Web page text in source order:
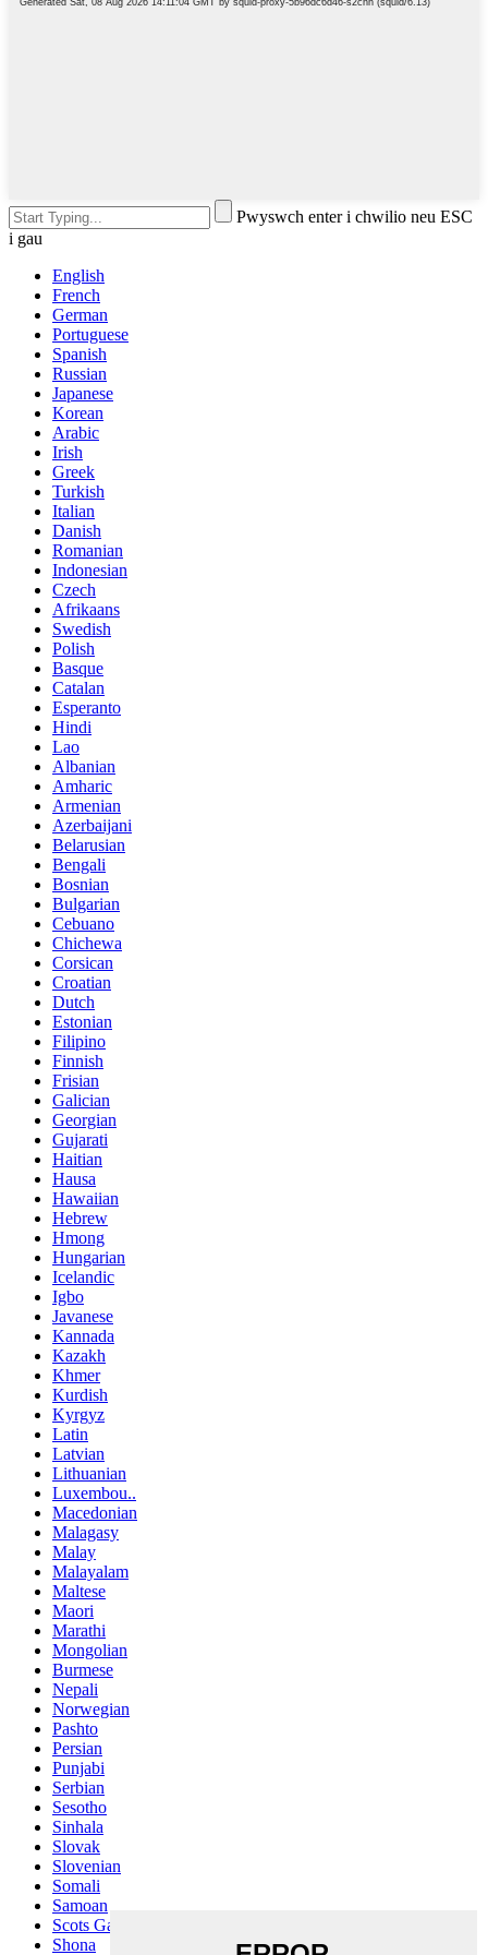
Pwyswch enter i chwilio neu ESC
i gau
English
French
German
Portuguese
Spanish
Russian
Japanese
Korean
Arabic
Irish
Greek
Turkish
Italian
Danish
Romanian
Indonesian
Czech
Afrikaans
Swedish
Polish
Basque
Catalan
Esperanto
Hindi
Lao
Albanian
Amharic
Armenian
Azerbaijani
Belarusian
Bengali
Bosnian
Bulgarian
Cebuano
Chichewa
Corsican
Croatian
Dutch
Estonian
Filipino
Finnish
Frisian
Galician
Georgian
Gujarati
Haitian
Hausa
Hawaiian
Hebrew
Hmong
Hungarian
Icelandic
Igbo
Javanese
Kannada
Kazakh
Khmer
Kurdish
Kyrgyz
Latin
Latvian
Lithuanian
Luxembou..
Macedonian
Malagasy
Malay
Malayalam
Maltese
Maori
Marathi
Mongolian
Burmese
Nepali
Norwegian
Pashto
Persian
Punjabi
Serbian
Sesotho
Sinhala
Slovak
Slovenian
Somali
Samoan
Scots Gaelic
Shona